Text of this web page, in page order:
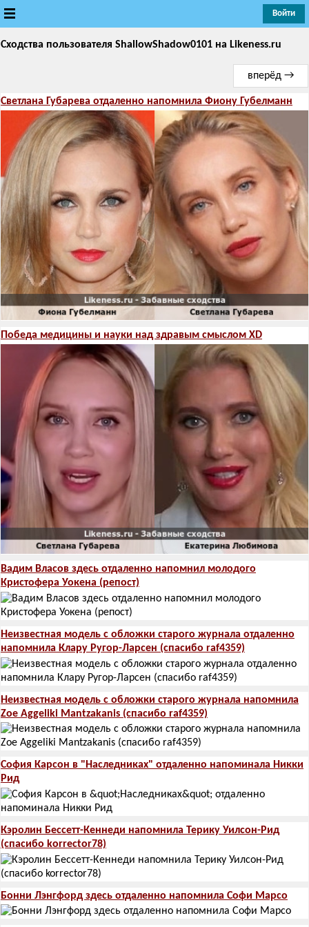
Войти
Новые
Голосование
Кандидаты
Случайное сходство 👍
Создать сходство
Для публикации необходима авторизация
Поиск
Сходства пользователя ShallowShadow0101 на Likeness.ru
вперёд →
Светлана Губарева отдаленно напомнила Фиону Губелманн
Победа медицины и науки над здравым смыслом XD
Вадим Власов здесь отдаленно напомнил молодого
Кристофера Уокена (репост)
Неизвестная модель с обложки старого журнала отдаленно
напомнила Клару Ругор-Ларсен (спасибо raf4359)
Неизвестная модель с обложки старого журнала напомнила
Zoe Aggeliki Mantzakanis (спасибо raf4359)
София Карсон в "Наследниках" отдаленно напоминала Никки
Рид
Кэролин Бессетт-Кеннеди напомнила Терику Уилсон-Рид
(спасибо korrector78)
Бонни Лэнгфорд здесь отдаленно напомнила Софи Марсо